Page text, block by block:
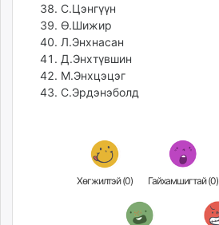
С.Цэнгүүн
Ө.Шижир
Л.Энхнасан
Д.Энхтүвшин
М.Энхцэцэг
С.Эрдэнэболд
Хөгжилтэй (0) Гайхамшигтай (0)